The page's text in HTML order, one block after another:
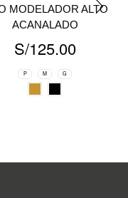
MODELADOR ALTO
ACANALADO
S/125.00
P M G